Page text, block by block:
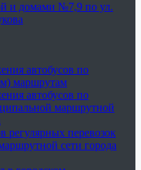
и домами №7,9 по ул.
автобусов по
маршрутам
автобусов по
маршрутной
перевозок
сети города